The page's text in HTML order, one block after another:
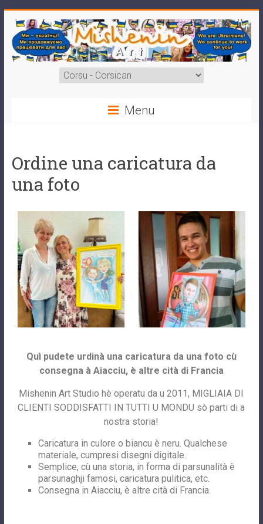
Menu
Ordine una caricatura da
una foto
Quì pudete urdinà una caricatura da una foto cù
consegna à Aiacciu, è altre cità di Francia
Mishenin Art Studio hè operatu da u 2011, MIGLIAIA DI
CLIENTI SODDISFATTI IN TUTTI U MONDU sò parti di a
nostra storia!
Caricatura in culore o biancu è neru. Qualchese
materiale, cumpresi disegni digitale.
Semplice, cù una storia, in forma di parsunalità è
parsunaghji famosi, caricatura pulitica, etc.
Consegna in Aiacciu, è altre cità di Francia.